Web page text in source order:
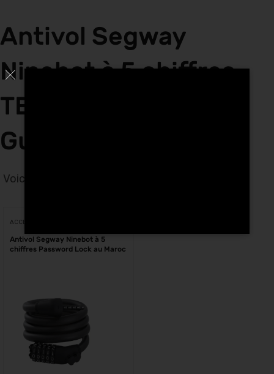
Antivol Segway
Ninebot à 5 chiffres
TECH HUNTERS Ben
Guerir
Voici le seul résultat
ACCESSOIRES
Antivol Segway Ninebot à 5
chiffres Password Lock au Maroc